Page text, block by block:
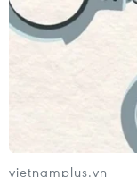
chùa Linh Ứng-Bãi
du lịch tâm linh
quyện giữa linh
vietnamplus.vn